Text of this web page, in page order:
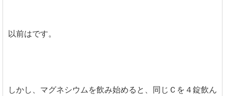
以前はです。
しかし、マグネシウムを飲み始めると、同じＣを４錠飲ん